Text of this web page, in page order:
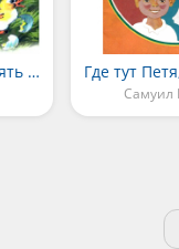
Курочка ряба и десять утят Где тут